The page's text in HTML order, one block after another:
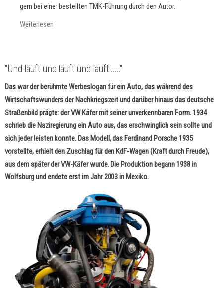
gern bei einer bestellten TMK-Führung durch den Autor.
Weiterlesen
"Und läuft und läuft und läuft ....."
Das war der berühmte Werbeslogan für ein Auto, das während des
Wirtschaftswunders der Nachkriegszeit und darüber hinaus das deutsche
Straßenbild prägte: der VW Käfer mit seiner unverkennbaren Form. 1934
schrieb die Naziregierung ein Auto aus, das erschwinglich sein sollte und
sich jeder leisten konnte. Das Modell, das Ferdinand Porsche 1935
vorstellte, erhielt den Zuschlag für den KdF-Wagen (Kraft durch Freude),
aus dem später der VW-Käfer wurde. Die Produktion begann 1938 in
Wolfsburg und endete erst im Jahr 2003 in Mexiko.